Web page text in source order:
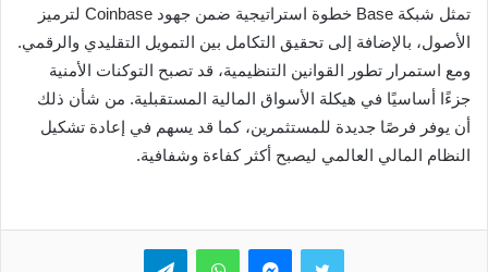
تمثل شبكة Base خطوة استراتيجية ضمن جهود Coinbase لترميز
الأصول، بالإضافة إلى تحقيق التكامل بين التمويل التقليدي والرقمي.
ومع استمرار تطور القوانين التنظيمية، قد تصبح التوكنات الأمنية
جزءًا أساسيًا في هيكلة الأسواق المالية المستقبلية. من شأن ذلك
أن يوفر فرصًا جديدة للمستثمرين، كما قد يسهم في إعادة تشكيل
النظام المالي العالمي ليصبح أكثر كفاءة وشفافية.
تويتر ماسنجرواتساب تيلقرام